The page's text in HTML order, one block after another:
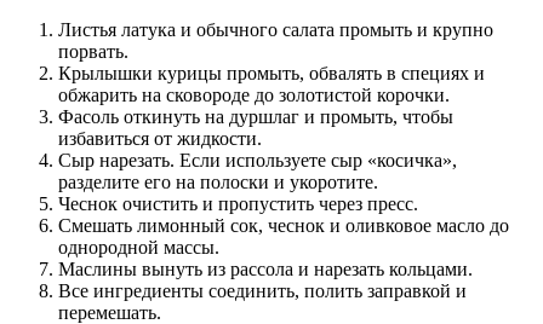
Листья латука и обычного салата промыть и крупно
порвать.
Крылышки курицы промыть, обвалять в специях и
обжарить на сковороде до золотистой корочки.
Фасоль откинуть на дуршлаг и промыть, чтобы
избавиться от жидкости.
Сыр нарезать. Если используете сыр «косичка»,
разделите его на полоски и укоротите.
Чеснок очистить и пропустить через пресс.
Смешать лимонный сок, чеснок и оливковое масло до
однородной массы.
Маслины вынуть из рассола и нарезать кольцами.
Все ингредиенты соединить, полить заправкой и
перемешать.